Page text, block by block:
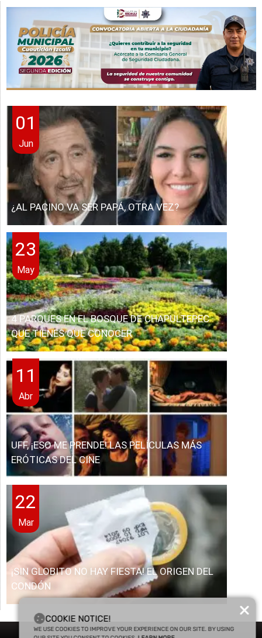
01
Jun
¿AL PACINO VA SER PAPÁ, OTRA VEZ?
23
May
4 PARQUES EN EL BOSQUE DE CHAPULTEPEC
QUE TIENES QUE CONOCER
11
Abr
UFF, ¡ESO ME PRENDE! LAS PELÍCULAS MÁS
ERÓTICAS DEL CINE
22
Mar
¡SIN GLOBITO NO HAY FIESTA! EL ORIGEN DEL
CONDÓN
COOKIE NOTICE!
WE USE COOKIES TO IMPROVE YOUR EXPERIENCE ON OUR SITE. BY USING